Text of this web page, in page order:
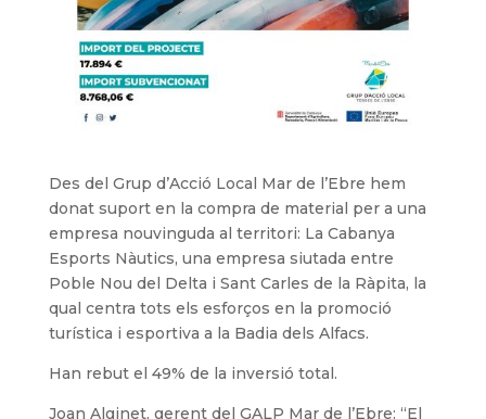
Des del Grup d’Acció Local Mar de l’Ebre hem
donat suport en la compra de material per a una
empresa nouvinguda al territori: La Cabanya
Esports Nàutics, una empresa siutada entre
Poble Nou del Delta i Sant Carles de la Ràpita, la
qual centra tots els esforços en la promoció
turística i esportiva a la Badia dels Alfacs.
Han rebut el 49% de la inversió total.
Joan Alginet, gerent del GALP Mar de l’Ebre: “El